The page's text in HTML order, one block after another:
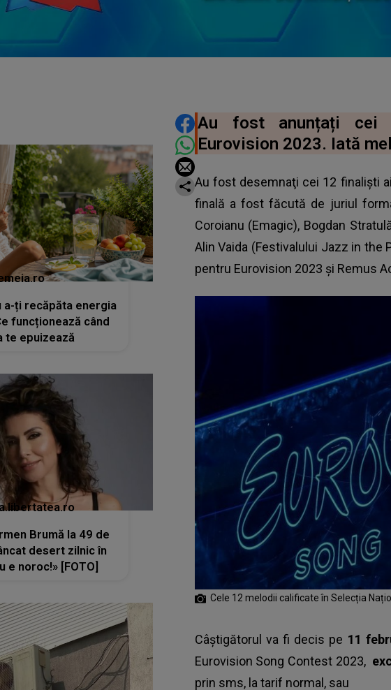
DISTRIBUIE ARTICOLUL
Au fost anunțați cei
Eurovision 2023. Iată
Au fost desemnaţi cei 12 finalişti
finală a fost făcută de juriul
Coroianu (Emagic), Bogdan
Alin Vaida (Festivalului Jazz in the
pentru Eurovision 2023 și Remus
Cele 12 melodii calificate în Selecția
Câștigătorul va fi decis pe 11
Eurovision Song Contest 2023,
prin sms, la tarif normal, sau
a-ți recăpăta energia
funcționează când
te epuizează
Brumă la 49 de
desert zilnic în
e noroc!» [FOTO]